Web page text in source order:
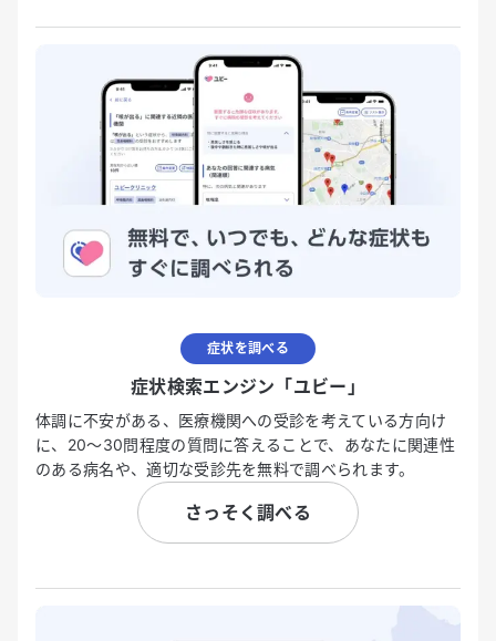
症状を調べる
症状検索エンジン「ユビー」
体調に不安がある、医療機関への受診を考えている方向け
に、20〜30問程度の質問に答えることで、あなたに関連性
のある病名や、適切な受診先を無料で調べられます。
さっそく調べる